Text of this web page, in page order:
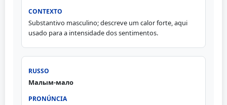
Substantivo masculino; descreve um calor forte, aqui
usado para a intensidade dos sentimentos.
Малым-мало